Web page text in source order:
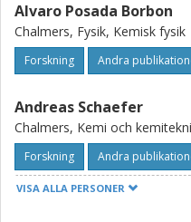
Alvaro Posada Borbon
Chalmers, Fysik, Kemisk fysik
Forskning Andra
Andreas Schaefer
Chalmers, Kemi och
Forskning Andra
VISA ALLA PERSONER